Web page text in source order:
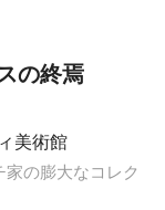
の終焉
の膨大なコレク